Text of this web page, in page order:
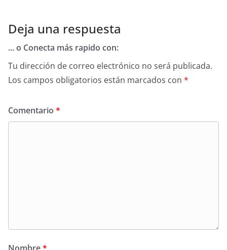
Deja una respuesta
... o Conecta más rapido con:
Tu dirección de correo electrónico no será publicada.
Los campos obligatorios están marcados con *
Comentario *